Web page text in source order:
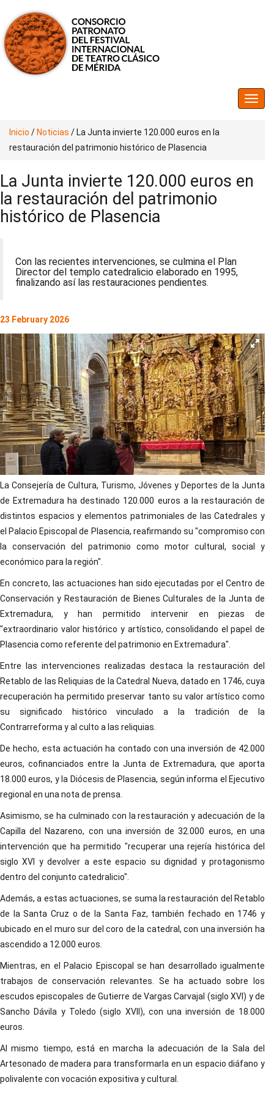
Inicio / Noticias / La Junta invierte 120.000 euros en la
restauración del patrimonio histórico de Plasencia
La Junta invierte 120.000 euros en
la restauración del patrimonio
histórico de Plasencia
Con las recientes intervenciones, se culmina el Plan
Director del templo catedralicio elaborado en 1995,
finalizando así las restauraciones pendientes.
23 February 2026
La Consejería de Cultura, Turismo, Jóvenes y Deportes de la Junta
de Extremadura ha destinado 120.000 euros a la restauración de
distintos espacios y elementos patrimoniales de las Catedrales y
el Palacio Episcopal de Plasencia, reafirmando su "compromiso con
la conservación del patrimonio como motor cultural, social y
económico para la región".
En concreto, las actuaciones han sido ejecutadas por el Centro de
Conservación y Restauración de Bienes Culturales de la Junta de
Extremadura, y han permitido intervenir en piezas de
"extraordinario valor histórico y artístico, consolidando el papel de
Plasencia como referente del patrimonio en Extremadura".
Entre las intervenciones realizadas destaca la restauración del
Retablo de las Reliquias de la Catedral Nueva, datado en 1746, cuya
recuperación ha permitido preservar tanto su valor artístico como
su significado histórico vinculado a la tradición de la
Contrarreforma y al culto a las reliquias.
De hecho, esta actuación ha contado con una inversión de 42.000
euros, cofinanciados entre la Junta de Extremadura, que aporta
18.000 euros, y la Diócesis de Plasencia, según informa el Ejecutivo
regional en una nota de prensa.
Asimismo, se ha culminado con la restauración y adecuación de la
Capilla del Nazareno, con una inversión de 32.000 euros, en una
intervención que ha permitido "recuperar una rejería histórica del
siglo XVI y devolver a este espacio su dignidad y protagonismo
dentro del conjunto catedralicio".
Además, a estas actuaciones, se suma la restauración del Retablo
de la Santa Cruz o de la Santa Faz, también fechado en 1746 y
ubicado en el muro sur del coro de la catedral, con una inversión ha
ascendido a 12.000 euros.
Mientras, en el Palacio Episcopal se han desarrollado igualmente
trabajos de conservación relevantes. Se ha actuado sobre los
escudos episcopales de Gutierre de Vargas Carvajal (siglo XVI) y de
Sancho Dávila y Toledo (siglo XVII), con una inversión de 18.000
euros.
Al mismo tiempo, está en marcha la adecuación de la Sala del
Artesonado de madera para transformarla en un espacio diáfano y
polivalente con vocación expositiva y cultural.